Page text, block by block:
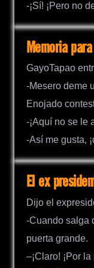
-¡Sí! ¡Pero no
Memoria
GayoTapao
-Mesero deme
Enojado
-¡Aquí no se le
-Así me gusta,
El ex
Dijo el
-Cuando salga
puerta grande.
–¡Claro! ¡Por